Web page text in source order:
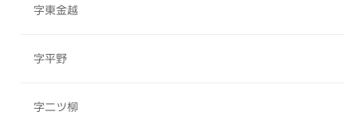
字東金越
字平野
字二ツ柳